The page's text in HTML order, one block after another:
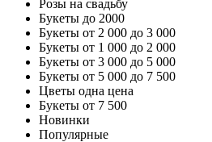
Розы на свадьбу
Букеты до 2000
Букеты от 2 000 до 3 000
Букеты от 1 000 до 2 000
Букеты от 3 000 до 5 000
Букеты от 5 000 до 7 500
Цветы одна цена
Букеты от 7 500
Новинки
Популярные